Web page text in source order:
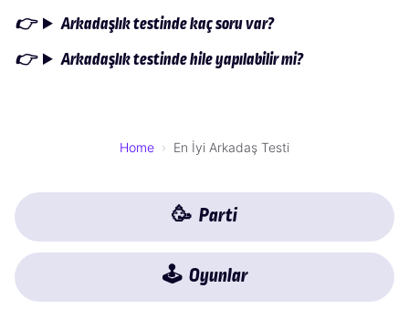
Arkadaşlık testinde kaç soru var?
Arkadaşlık testinde hile yapılabilir mi?
Home En İyi Arkadaş Testi
🥳 Parti
🕹 Oyunlar